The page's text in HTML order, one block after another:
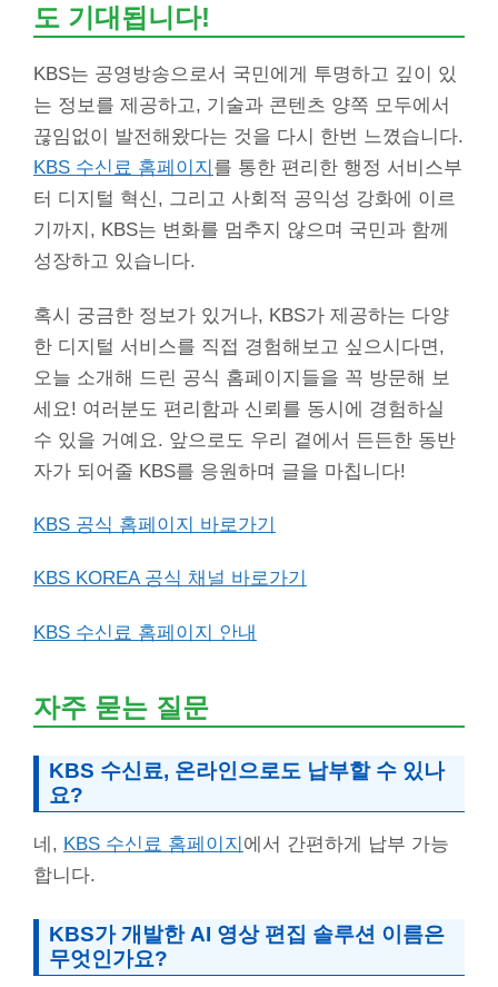
도 기대됩니다!
KBS는 공영방송으로서 국민에게 투명하고 깊이 있
는 정보를 제공하고, 기술과 콘텐츠 양쪽 모두에서
끊임없이 발전해왔다는 것을 다시 한번 느꼈습니다.
KBS 수신료 홈페이지 를 통한 편리한 행정 서비스부
터 디지털 혁신, 그리고 사회적 공익성 강화에 이르
기까지, KBS는 변화를 멈추지 않으며 국민과 함께
성장하고 있습니다.
혹시 궁금한 정보가 있거나, KBS가 제공하는 다양
한 디지털 서비스를 직접 경험해보고 싶으시다면,
오늘 소개해 드린 공식 홈페이지들을 꼭 방문해 보
세요! 여러분도 편리함과 신뢰를 동시에 경험하실
수 있을 거예요. 앞으로도 우리 곁에서 든든한 동반
자가 되어줄 KBS를 응원하며 글을 마칩니다!
KBS 공식 홈페이지 바로가기
KBS KOREA 공식 채널 바로가기
KBS 수신료 홈페이지 안내
자주 묻는 질문
KBS 수신료, 온라인으로도 납부할 수 있나
요?
네, KBS 수신료 홈페이지 에서 간편하게 납부 가능
합니다.
KBS가 개발한 AI 영상 편집 솔루션 이름은
무엇인가요?